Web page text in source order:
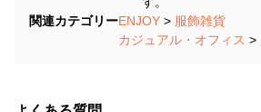
関連カテゴリーENJOY > 服飾雑貨
カジュアル・オフィス >